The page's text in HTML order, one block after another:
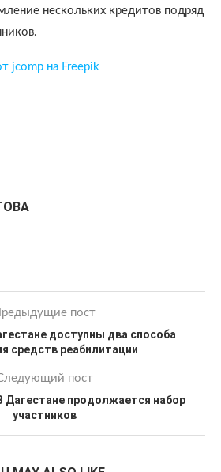
нескольких кредитов подряд
jcomp на Freepik
пост
доступны два способа
средств реабилитации
пост
Дагестане продолжается набор
участников